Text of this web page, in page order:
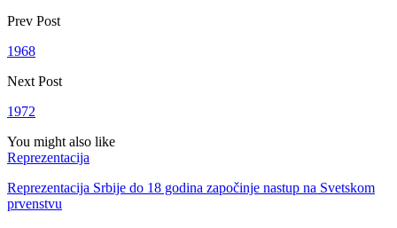
Prev Post
1968
Next Post
1972
You might also like
Reprezentacija
Reprezentacija Srbije do 18 godina započinje nastup na Svetskom
prvenstvu